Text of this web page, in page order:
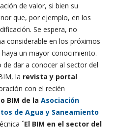
de valor, si bien su
que, por ejemplo, en los
Se espera, no
considerable en los próximos
un mayor conocimiento.
dar a conocer al sector del
la revista y portal
con el recién
BIM de la Asociación
de Agua y Saneamiento
´El BIM en el sector del